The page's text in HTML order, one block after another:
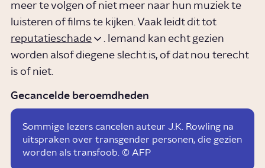
meer te volgen of niet meer naar hun muziek te
luisteren of films te kijken. Vaak leidt dit tot
reputatieschade
. Iemand kan echt gezien
worden alsof diegene slecht is, of dat nou terecht
is of niet.
Gecancelde beroemdheden
Sommige lezers cancelen auteur J.K. Rowling na
uitspraken over transgender personen, die gezien
worden als transfoob. © AFP